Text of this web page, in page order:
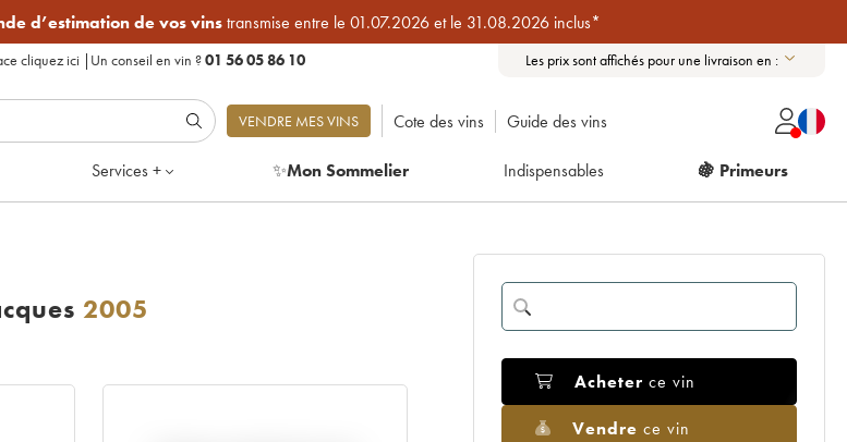
d’estimation de vos vinstransmise entre le 01.07.2026 et le 31.08.2026 inclus*
cliquez ici | Un conseil en vin ?01 56 05 86 10 Les prix sont affichés pour une livraison en :
VENDRE MES VINS Cote des vins Guide des vins
Services + ✨Mon Sommelier Indispensables 🍇 Primeurs
2005
Acheter ce vin
Vendre ce vin